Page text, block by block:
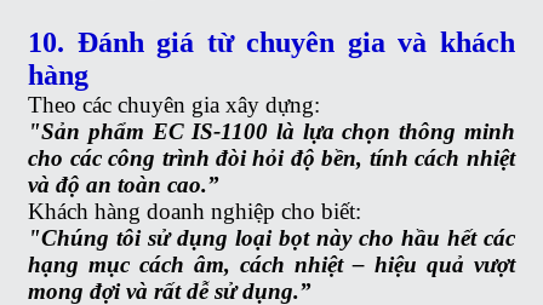
10. Đánh giá từ chuyên gia và khách
hàng
Theo các chuyên gia xây dựng:
"Sản phẩm EC IS-1100 là lựa chọn thông minh
cho các công trình đòi hỏi độ bền, tính cách nhiệt
và độ an toàn cao.”
Khách hàng doanh nghiệp cho biết:
"Chúng tôi sử dụng loại bọt này cho hầu hết các
hạng mục cách âm, cách nhiệt – hiệu quả vượt
mong đợi và rất dễ sử dụng.”